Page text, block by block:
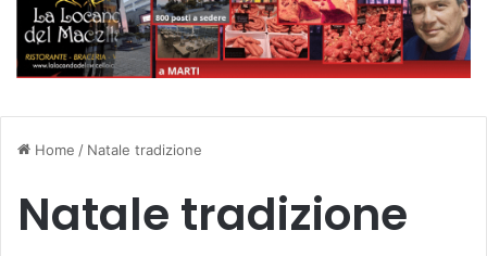
Home / Natale tradizione
Natale tradizione